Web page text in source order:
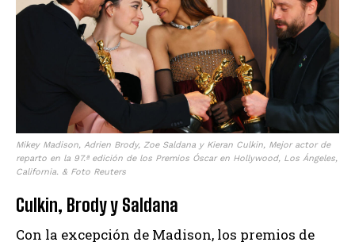
Mikey Madison, Adrien Brody, Zoe Saldana y Kieran Culkin, Mejor actor de
reparto en la 97.ª edición de los Premios Óscar en Hollywood, Los Ángeles,
California. & Foto Reuters
Culkin, Brody y Saldana
Con la excepción de Madison, los premios de